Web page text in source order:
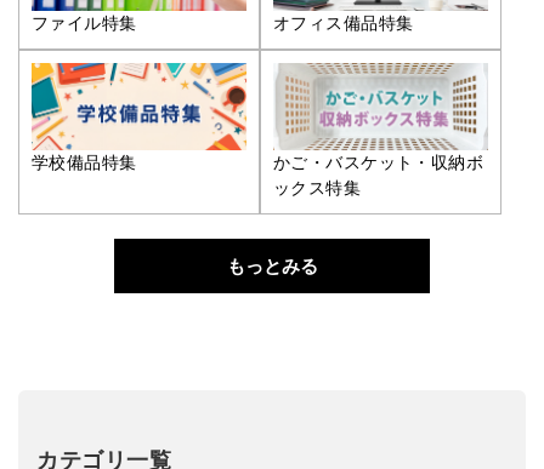
ファイル特集 オフィス備品特集
学校備品特集
かご・バスケット・収納ボ
ックス特集
もっとみる
カテゴリ一覧